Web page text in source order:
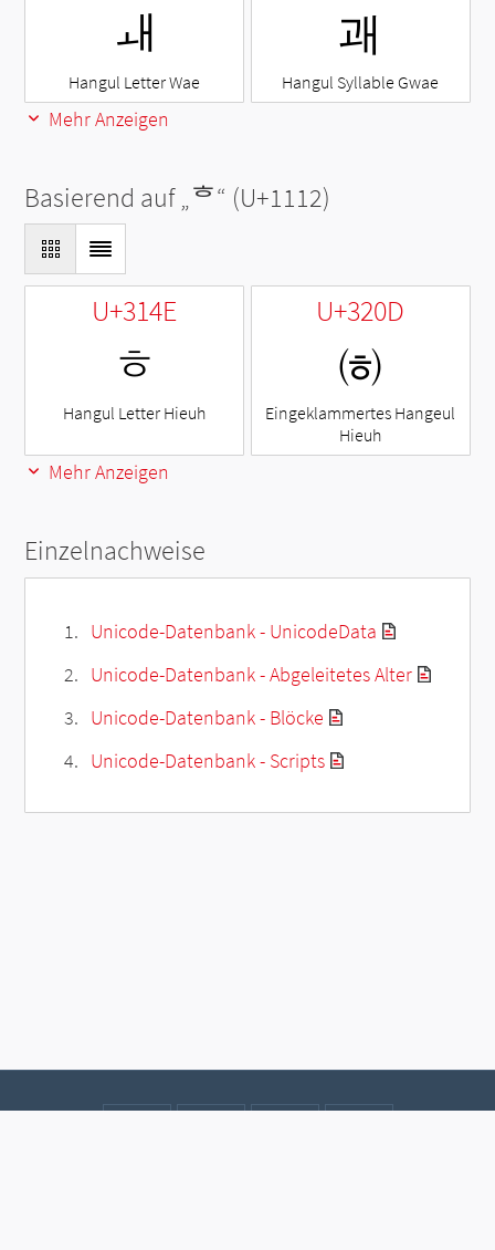
ㅙ
Hangul Letter Wae
괘
Hangul Syllable Gwae
Mehr Anzeigen
Basierend auf „ᄒ“ (U+1112)
U+314E
ㅎ
Hangul Letter Hieuh
U+320D
㈍
Eingeklammertes Hangeul
Hieuh
Mehr Anzeigen
Einzelnachweise
Unicode-Datenbank - UnicodeData
Unicode-Datenbank - Abgeleitetes Alter
Unicode-Datenbank - Blöcke
Unicode-Datenbank - Scripts